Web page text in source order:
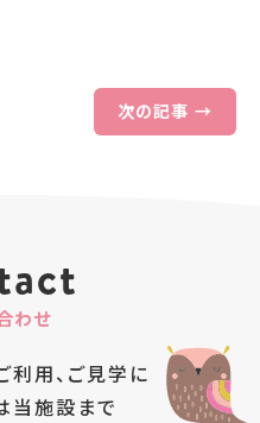
次の記事 →
わせ
利用、ご見学に
当施設まで